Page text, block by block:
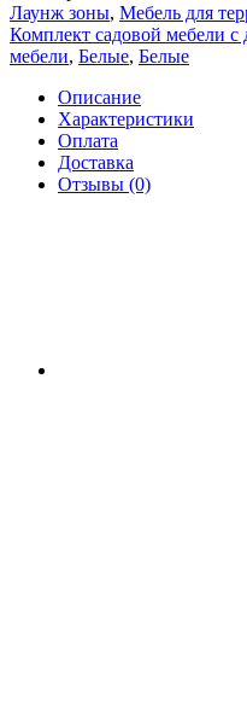
Лаунж зоны, Мебель для
Комплект садовой мебели с
мебели, Белые, Белые
Описание
Характеристики
Оплата
Доставка
Отзывы (0)